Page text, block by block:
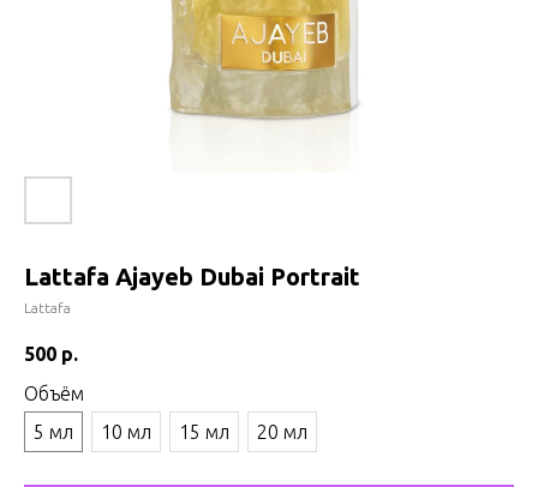
Lattafa Ajayeb Dubai Portrait
Lattafa
500 р.
Объём
5 мл
10 мл 15 мл 20 мл